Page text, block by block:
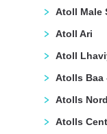
Atoll Male
Atoll Ari
Atoll
Atolls Baa
Atolls Nord
Atolls